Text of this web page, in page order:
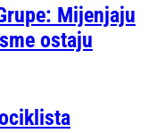
Mijenjaju
ostaju